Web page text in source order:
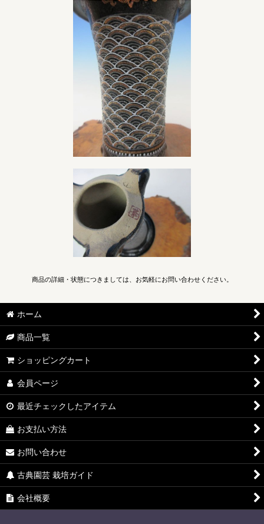
商品の詳細・状態につきましては、お気軽にお問い合わせください。
ホーム
商品一覧
ショッピングカート
会員ページ
最近チェックしたアイテム
お支払い方法
お問い合わせ
古典園芸 栽培ガイド
会社概要